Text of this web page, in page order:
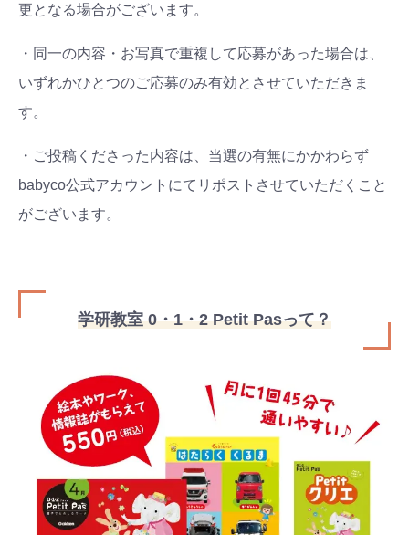
更となる場合がございます。
・同一の内容・お写真で重複して応募があった場合は、
いずれかひとつのご応募のみ有効とさせていただきま
す。
・ご投稿くださった内容は、当選の有無にかかわらず
babyco公式アカウントにてリポストさせていただくこと
がございます。
学研教室 0・1・2 Petit Pasって？